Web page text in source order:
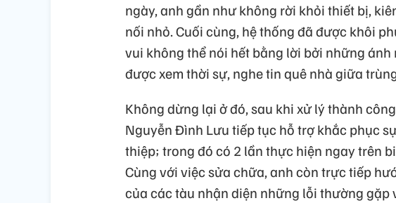
ngày, anh gần như không rời khỏi thiết bị,
nối nhỏ. Cuối cùng, hệ thống đã được khôi
vui không thể nói hết bằng lời bởi những
được xem thời sự, nghe tin quê nhà giữa
Không dừng lại ở đó, sau khi xử lý thành
Nguyễn Đình Lưu tiếp tục hỗ trợ khắc phục
thiệp; trong đó có 2 lần thực hiện ngay trên
Cùng với việc sửa chữa, anh còn trực tiếp
của các tàu nhận diện những lỗi thường